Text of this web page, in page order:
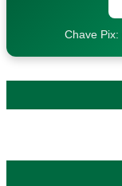
Chave Pix: